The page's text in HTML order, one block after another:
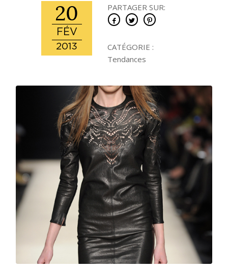
20
FÉV
2013
PARTAGER SUR:
CATÉGORIE :
Tendances